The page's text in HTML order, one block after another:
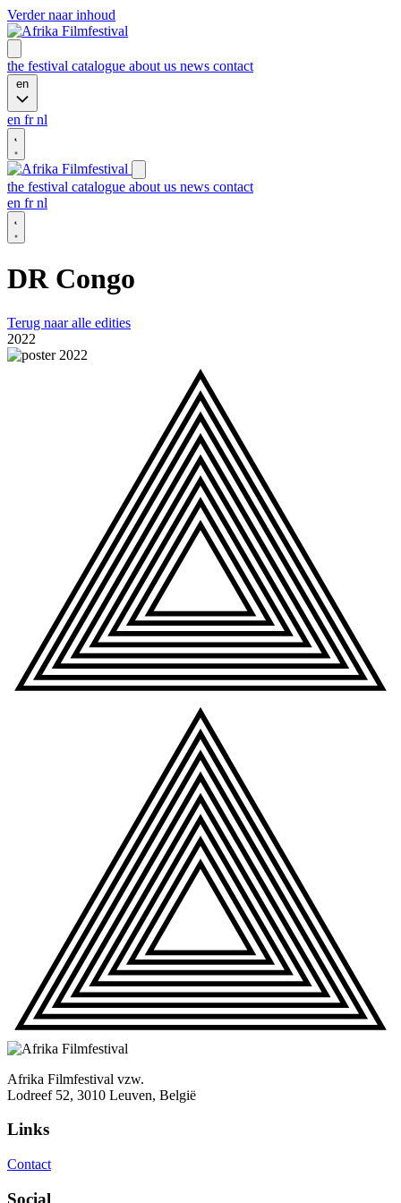
Verder naar inhoud
the festival catalogue about us news contact
en
en frnl
the festival catalogue about us news contact
en frnl
DR Congo
Terug naar alle edities
2022
Afrika Filmfestival vzw.
Lodreef 52, 3010 Leuven, België
Links
Contact
Social